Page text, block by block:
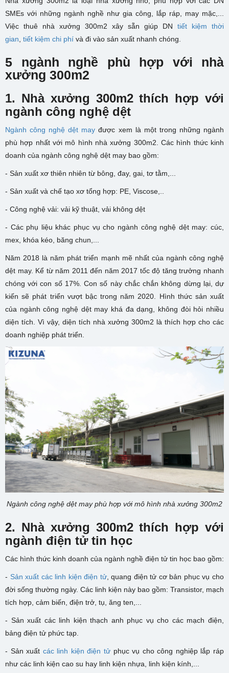
SMEs với những ngành nghề như gia công, lắp ráp, may mặc,...
Việc thuê nhà xưởng 300m2 xây sẵn giúp DN tiết kiệm thời
gian tiết kiệm chi phí và đi vào sản xuất nhanh chóng.
5 ngành nghề phù hợp với nhà
xưởng 300m2
1. Nhà xưởng 300m2 thích hợp với
ngành công nghệ dệt
Ngành công nghệ dệt may được xem là một trong những ngành
phù hợp nhất với mô hình nhà xưởng 300m2. Các hình thức kinh
doanh của ngành công nghệ dệt may bao gồm:
- Sản xuất xơ thiên nhiên từ bông, đay, gai, tơ tằm,...
- Sản xuất và chế tạo xơ tổng hợp: PE, Viscose,..
- Công nghệ vải: vải kỹ thuật, vải không dệt
- Các phụ liệu khác phục vụ cho ngành công nghệ dệt may: cúc,
mex, khóa kéo, băng chun,...
Năm 2018 là năm phát triển mạnh mẽ nhất của ngành công nghệ
dệt may. Kể từ năm 2011 đến năm 2017 tốc độ tăng trưởng nhanh
chóng với con số 17%. Con số này chắc chắn không dừng lại, dự
kiến sẽ phát triển vượt bậc trong năm 2020. Hình thức sản xuất
của ngành công nghệ dệt may khá đa dạng, không đòi hỏi nhiều
diện tích. Vì vậy, diện tích nhà xưởng 300m2 là thích hợp cho các
doanh nghiệp phát triển.
Ngành công nghệ dệt may phù hợp với mô hình nhà xưởng 300m2
2. Nhà xưởng 300m2 thích hợp với
ngành điện tử tin học
Các hình thức kinh doanh của ngành nghề điện tử tin học bao gồm:
- Sản xuất các linh kiện điện tử, quang điện tử cơ bản phục vụ cho
đời sống thường ngày. Các linh kiện này bao gồm: Transistor, mạch
tích hợp, cảm biến, điện trở, tụ, ăng ten,...
- Sản xuất các linh kiện thạch anh phục vụ cho các mạch điện,
bảng điện tử phức tạp.
- Sản xuất các linh kiện điện tử phục vụ cho công nghiệp lắp ráp
như các linh kiện cao su hay linh kiện nhựa, linh kiện kính,...